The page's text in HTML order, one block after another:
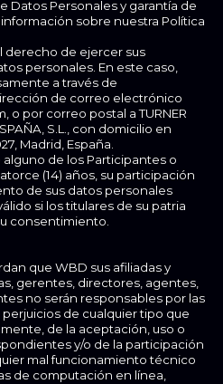
Datos Personales y garantía de
sobre nuestra Política
derecho de ejercer sus
personales. En este caso,
a través de
de correo electrónico
o por correo postal a TURNER
S.L., con domicilio en
Madrid, España.
alguno de los Participantes o
(14) años, su participación
de sus datos personales
si los titulares de su patria
consentimiento.
que WBD sus afiliadas y
gerentes, directores, agentes,
no serán responsables por las
de cualquier tipo que
de la aceptación, uso o
y/o de la participación
mal funcionamiento técnico
de computación en línea,